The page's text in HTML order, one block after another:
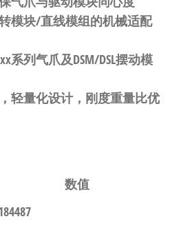
模块/直线模组的机械适配
系列气爪及DSM/DSL摆动模
轻量化设计，刚度重量比优
数值